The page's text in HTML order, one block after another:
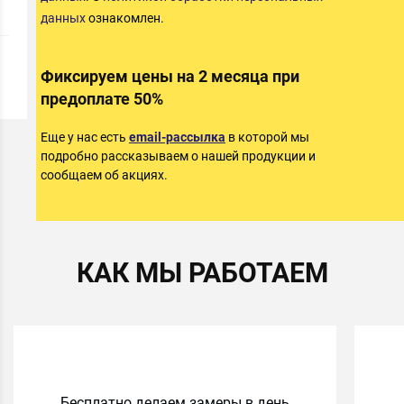
данныхознакомлен.
Фиксируем цены на 2 месяца при
предоплате 50%
Еще у нас есть email-рассылка в которой мы
подробно рассказываем о нашей продукции и
сообщаем об акциях.
КАК МЫ РАБОТАЕМ